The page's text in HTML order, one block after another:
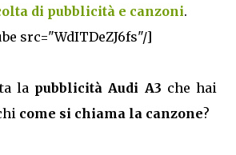
di pubblicità e canzoni.
src="WdITDeZJ6fs"/]
la pubblicità Audi A3 che hai
come si chiama la canzone?